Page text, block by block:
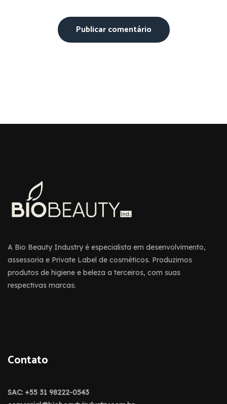
A Bio Beauty Industry é especialista em desenvolvimento,
assessoria e Private Label de cosméticos. Produzimos
produtos de higiene e beleza a terceiros, com suas
respectivas marcas.
Contato
SAC: +55 31 98222-0543